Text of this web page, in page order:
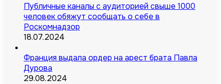
Публичные каналы с аудиторией свыше 1000
человек обяжут сообщать о себе в
Роскомнадзор
18.07.2024
Франция выдала ордер на арест брата Павла
Дурова
29.08.2024